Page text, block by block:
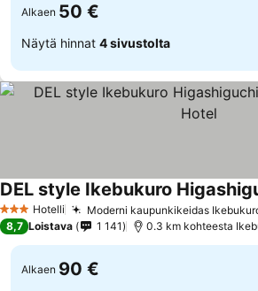
Alkaen 50 €
Näytä hinnat 4 sivustolta
3 Tähtiluokitus
Hotelli Moderni kaupunkikeidas
Katso hinnat
8,7 Loistava 1 141 0.3 km kohteesta
Alkaen 90 €